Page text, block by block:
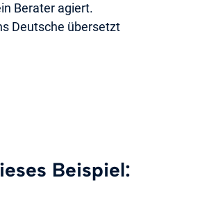
Berater agiert.
Deutsche übersetzt
Beispiel: